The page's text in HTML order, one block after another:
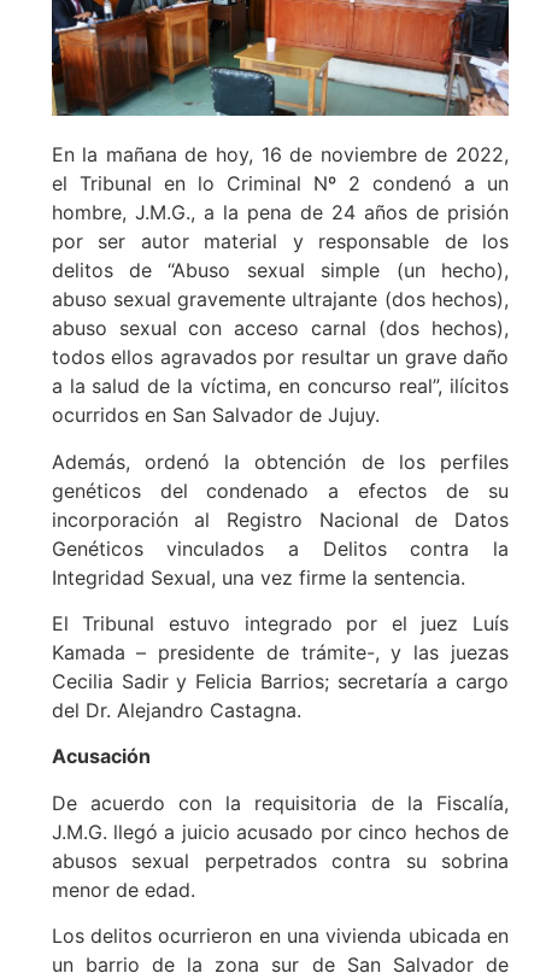
En la mañana de hoy, 16 de noviembre de 2022,
el Tribunal en lo Criminal Nº 2 condenó a un
hombre, J.M.G., a la pena de 24 años de prisión
por ser autor material y responsable de los
delitos de “Abuso sexual simple (un hecho),
abuso sexual gravemente ultrajante (dos hechos),
abuso sexual con acceso carnal (dos hechos),
todos ellos agravados por resultar un grave daño
a la salud de la víctima, en concurso real”, ilícitos
ocurridos en San Salvador de Jujuy.
Además, ordenó la obtención de los perfiles
genéticos del condenado a efectos de su
incorporación al Registro Nacional de Datos
Genéticos vinculados a Delitos contra la
Integridad Sexual, una vez firme la sentencia.
El Tribunal estuvo integrado por el juez Luís
Kamada – presidente de trámite-, y las juezas
Cecilia Sadir y Felicia Barrios; secretaría a cargo
del Dr. Alejandro Castagna.
Acusación
De acuerdo con la requisitoria de la Fiscalía,
J.M.G. llegó a juicio acusado por cinco hechos de
abusos sexual perpetrados contra su sobrina
menor de edad.
Los delitos ocurrieron en una vivienda ubicada en
un barrio de la zona sur de San Salvador de